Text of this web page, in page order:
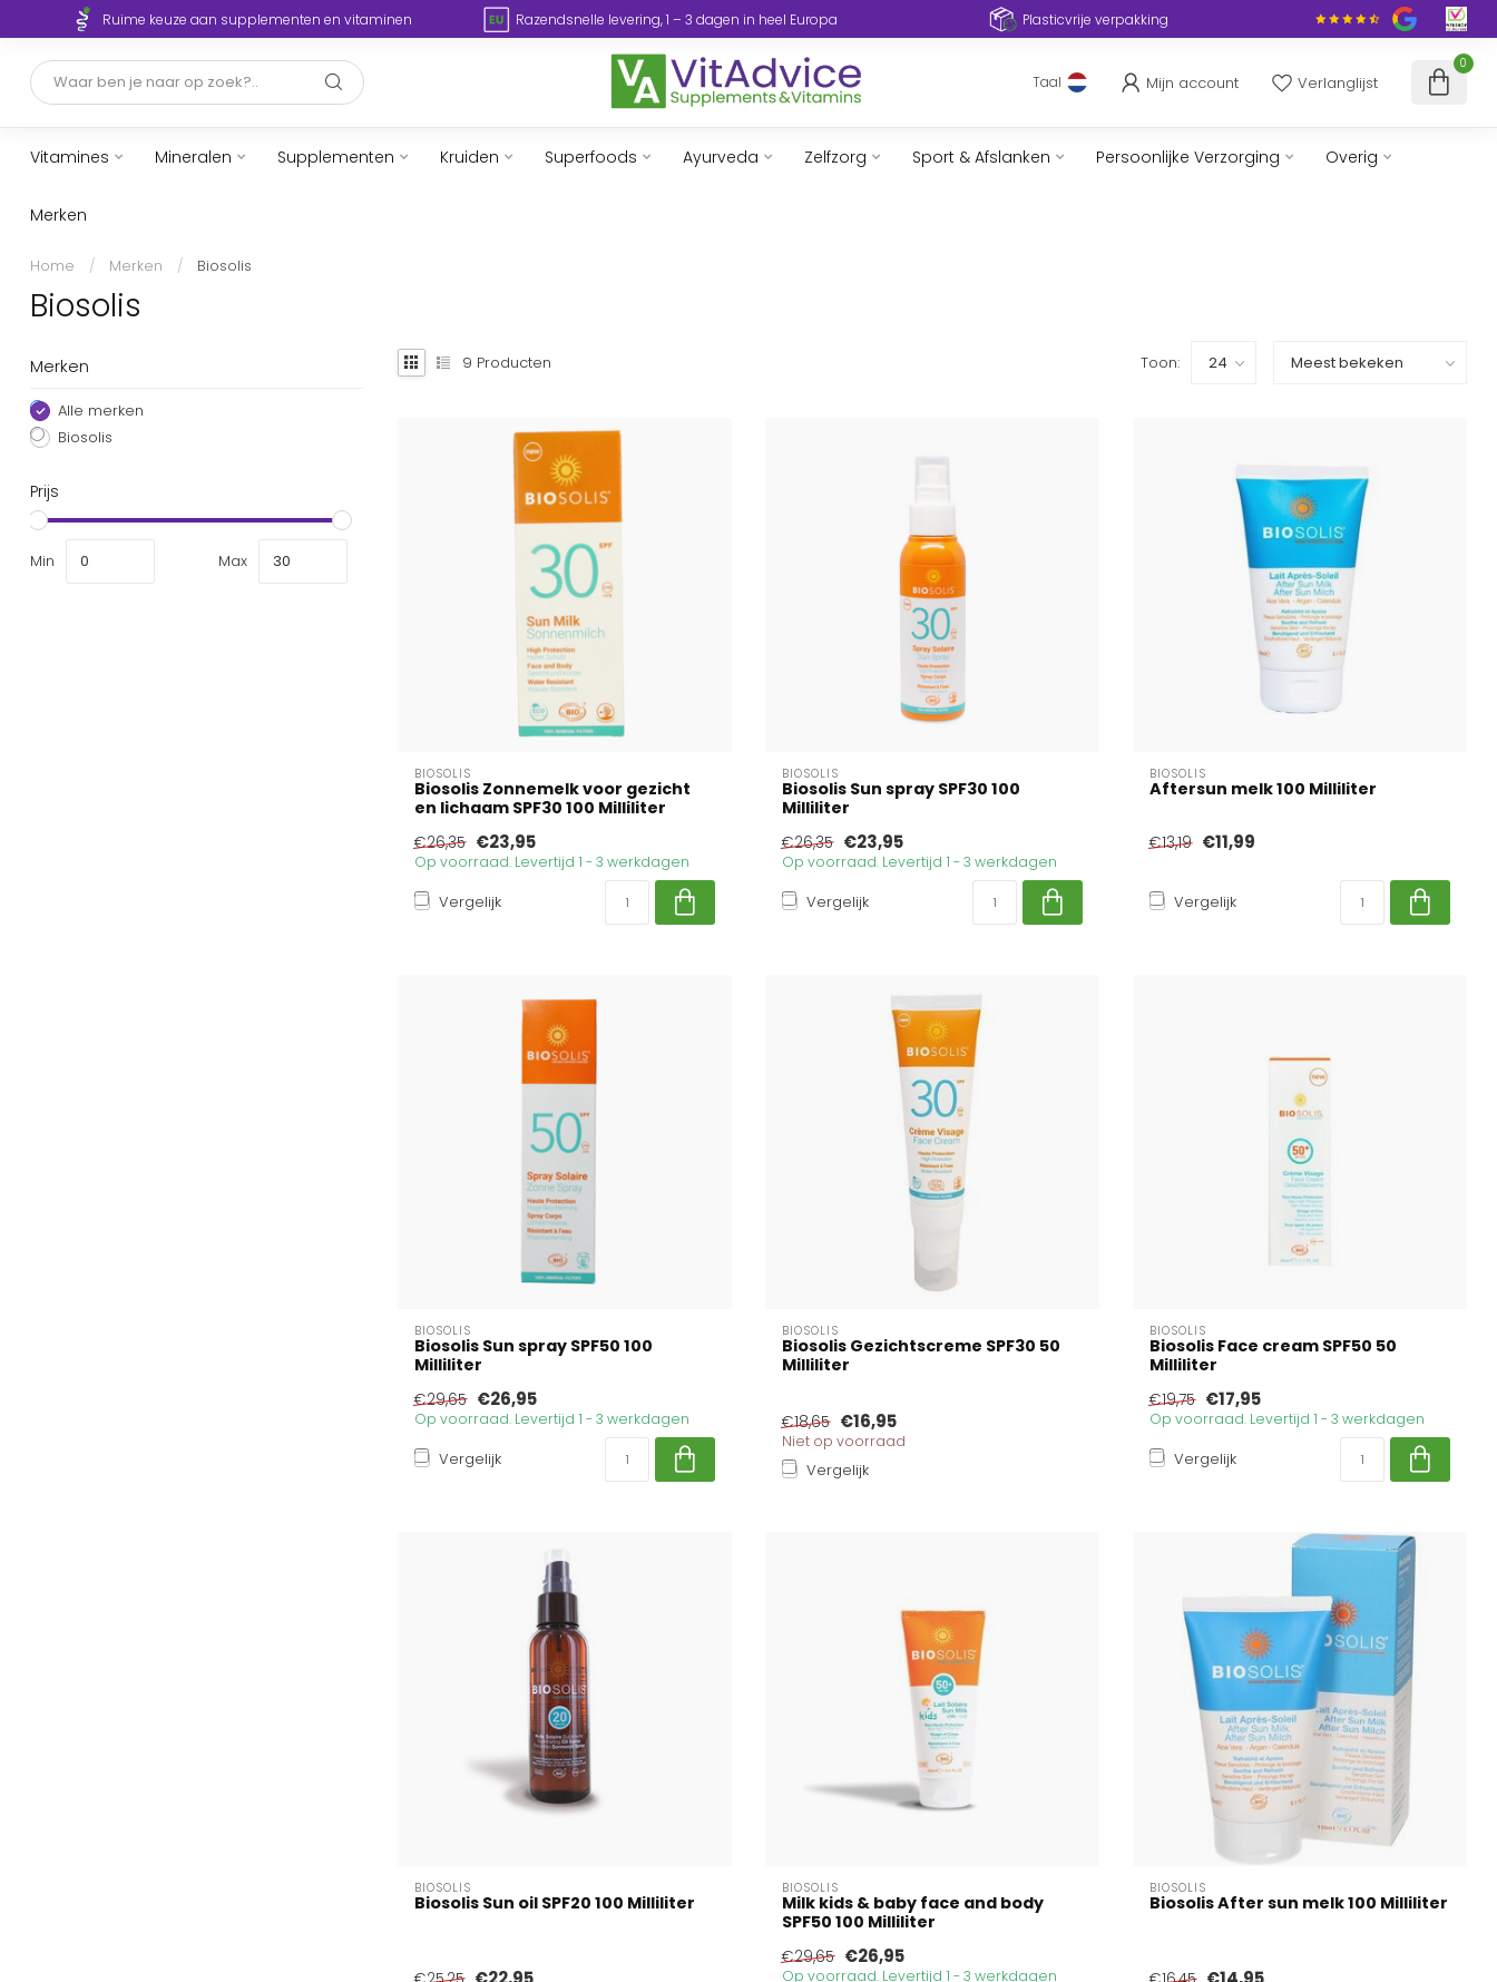
Ruime keuze aan supplementen en vitaminen Razendsnelle levering, 1 – 3 dagen in heel Europa Plasticvrije verpakking
Taal Mijn account Verlanglijst
0
Vitamines Mineralen Supplementen Kruiden Superfoods Ayurveda Zelfzorg Sport & Afslanken Persoonlijke Verzorging Overig
Merken
Home / Merken / Biosolis
Biosolis
Merken
Alle merken
Biosolis
Prijs
Min Max
9 Producten Toon:
BIOSOLIS
Biosolis Zonnemelk voor gezicht
en lichaam SPF30 100 Milliliter
€26,35 €23,95
Op voorraad. Levertijd 1 - 3 werkdagen
Vergelijk
BIOSOLIS
Biosolis Sun spray SPF30 100
Milliliter
€26,35 €23,95
Op voorraad. Levertijd 1 - 3 werkdagen
Vergelijk
BIOSOLIS
Aftersun melk 100 Milliliter
€13,19 €11,99
Vergelijk
BIOSOLIS
Biosolis Sun spray SPF50 100
Milliliter
€29,65 €26,95
Op voorraad. Levertijd 1 - 3 werkdagen
Vergelijk
BIOSOLIS
Biosolis Gezichtscreme SPF30 50
Milliliter
€18,65 €16,95
Niet op voorraad
Vergelijk
BIOSOLIS
Biosolis Face cream SPF50 50
Milliliter
€19,75 €17,95
Op voorraad. Levertijd 1 - 3 werkdagen
Vergelijk
BIOSOLIS
Biosolis Sun oil SPF20 100 Milliliter
BIOSOLIS
Milk kids & baby face and body
SPF50 100 Milliliter
€29,65 €26,95
Op voorraad. Levertijd 1 - 3 werkdagen
BIOSOLIS
Biosolis After sun melk 100 Milliliter